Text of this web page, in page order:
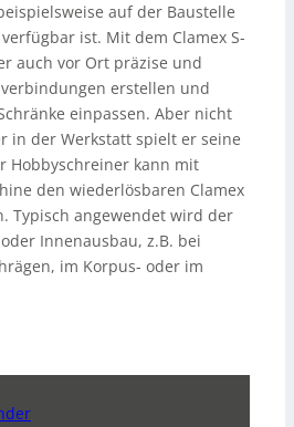
auf der Baustelle
ist. Mit dem Clamex S-
auch vor Ort präzise und
erstellen und
einpassen. Aber nicht
in der Werkstatt spielt er seine
Hobbyschreiner kann mit
den wiederlösbaren Clamex
Typisch angewendet wird der
Innenausbau, z.B. bei
im Korpus- oder im